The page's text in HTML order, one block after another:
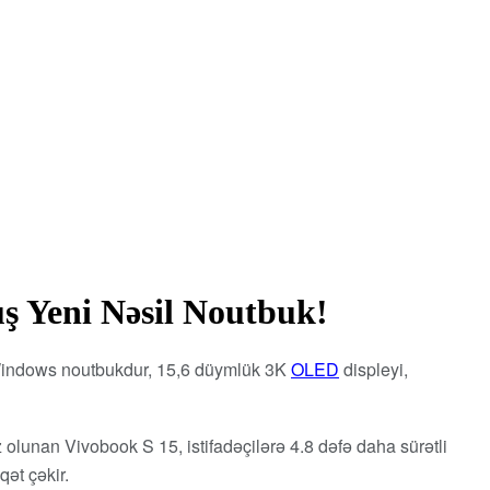
Yeni Nəsil Noutbuk!
noutbukdur, 15,6 düymlük 3KOLED displeyi,
olunan Vivobook S 15, istifadəçilərə 4.8 dəfə daha sürətli
çəkir.